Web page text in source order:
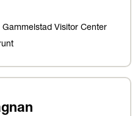
Plats
Gammelstad Visitor Center